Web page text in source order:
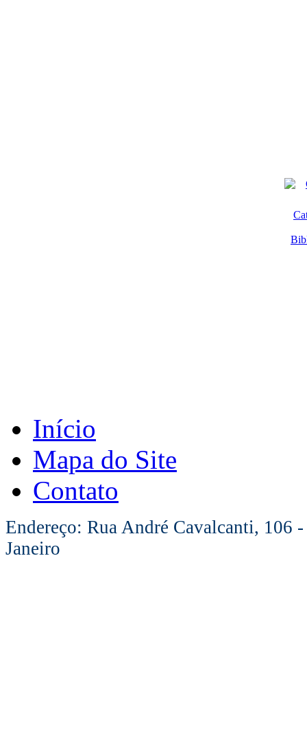
Início
Mapa do Site
Contato
Endereço: Rua André Cavalcanti, 106
Janeiro